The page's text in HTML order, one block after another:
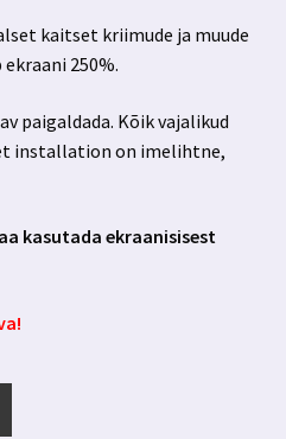
kaitset kriimude ja muude
250%.
paigaldada. Kõik vajalikud
installation on imelihtne,
kasutada ekraanisisest